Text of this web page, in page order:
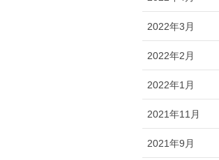
2022年3月
2022年2月
2022年1月
2021年11月
2021年9月